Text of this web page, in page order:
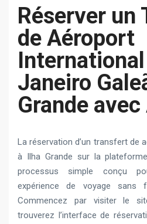
Réserver un
de Aéroport
Janeiro
Grande
La réservation d’un transfert de
à Ilha Grande sur la
processus simple conçu
expérience de voyage sans
Commencez par visiter le
trouverez l’interface de